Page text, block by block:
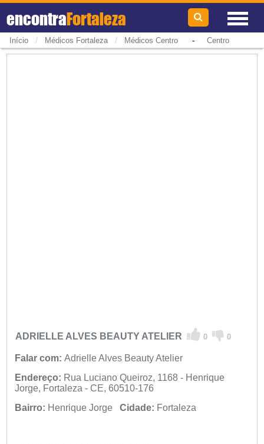
encontraFortaleza
Início / Médicos Fortaleza / Médicos Centro- Centro
ADRIELLE ALVES BEAUTY ATELIER 0 0
Falar com: Adrielle Alves Beauty Atelier
Endereço: Rua Luciano Queiroz, 1168 - Henrique
Jorge, Fortaleza - CE, 60510-176
Bairro: Henrique Jorge Cidade: Fortaleza